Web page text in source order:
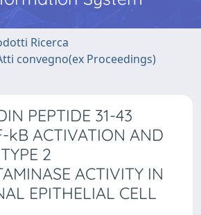
Ricerca
convegno(ex Proceedings)
PEPTIDE 31-43
kB ACTIVATION AND
2
ACTIVITY IN
EPITHELIAL CELL